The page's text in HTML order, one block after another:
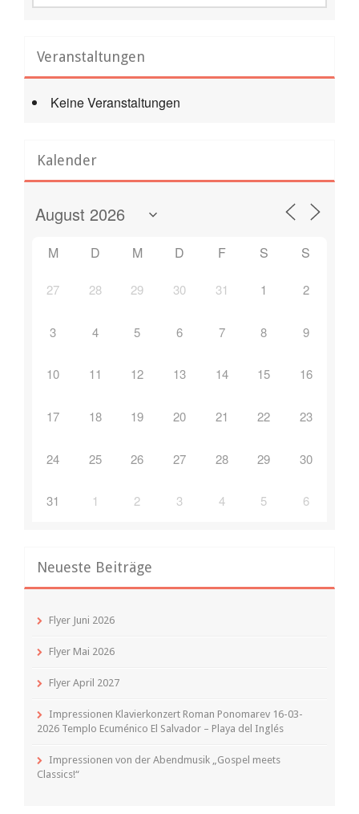
Veranstaltungen
Keine Veranstaltungen
Kalender
M D M D F S S
27 28 29 30 31 1 2
3 4 5 6 7 8 9
10 11 12 13 14 15 16
17 18 19 20 21 22 23
24 25 26 27 28 29 30
31 1 2 3 4 5 6
Neueste Beiträge
Flyer Juni 2026
Flyer Mai 2026
Flyer April 2027
Impressionen Klavierkonzert Roman Ponomarev 16-03-
2026 Templo Ecuménico El Salvador – Playa del Inglés
Impressionen von der Abendmusik „Gospel meets
Classics!“